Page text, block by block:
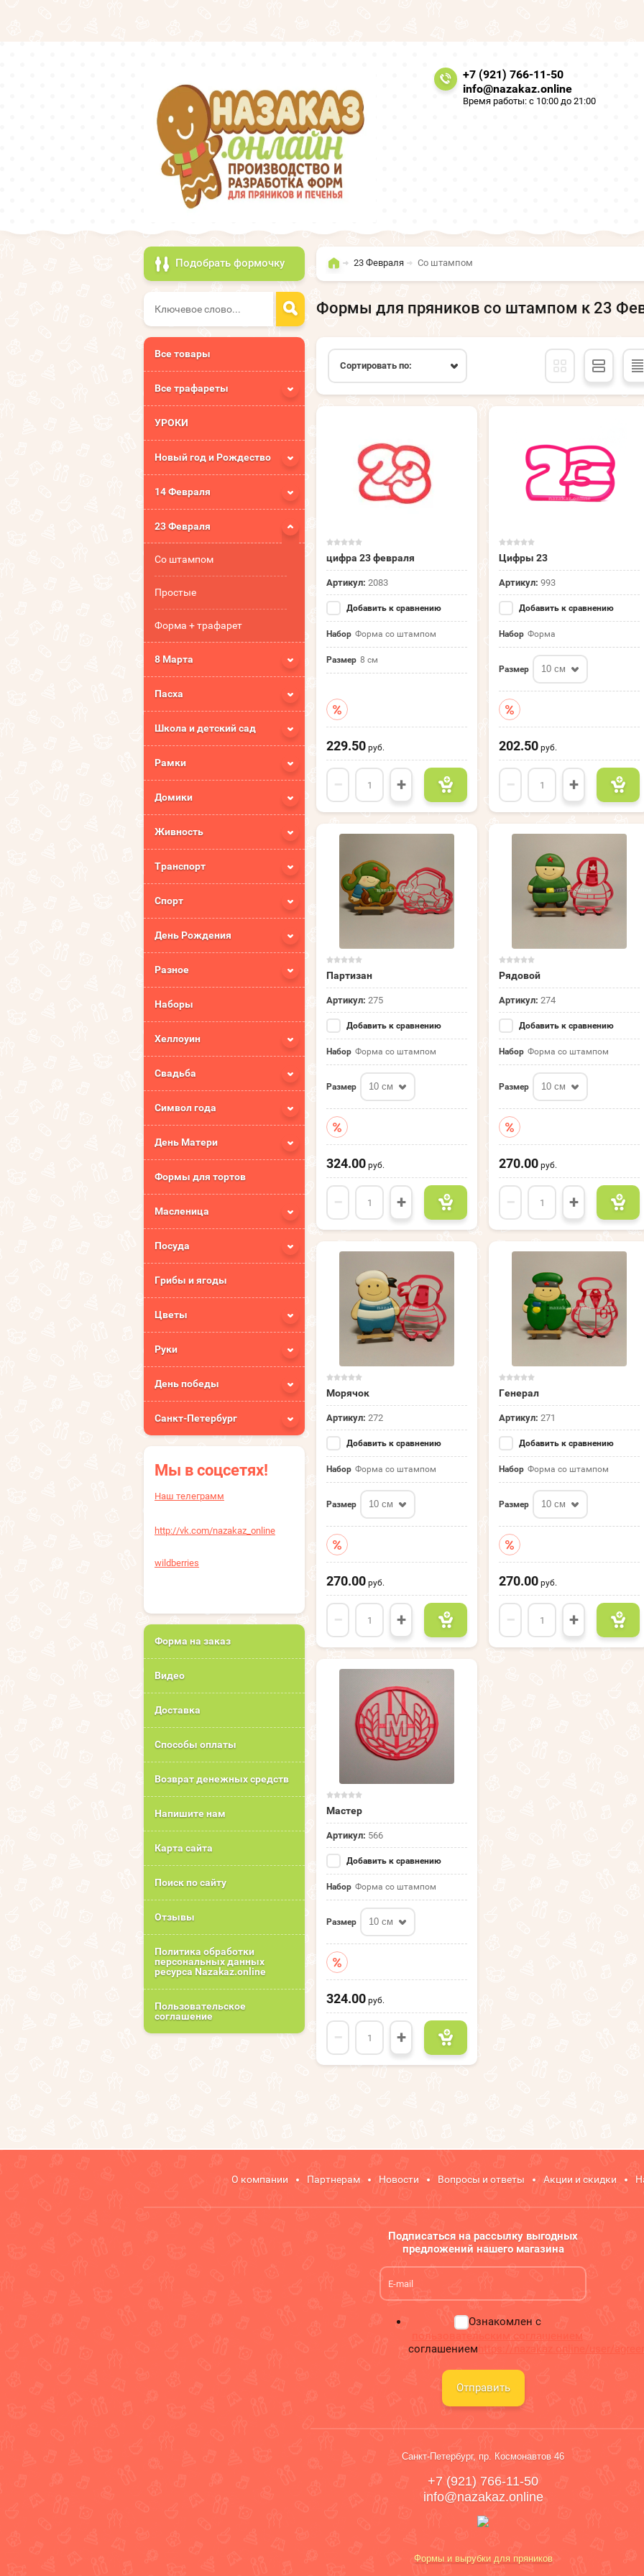
+7 (921) 766-11-50
info@nazakaz.online
Время работы: с 10:00 до 21:00
Подобрать формочку
Все товары
Все трафареты
УРОКИ
Новый год и Рождество
14 Февраля
23 Февраля
Со штампом
Простые
Форма + трафарет
8 Марта
Пасха
Школа и детский сад
Рамки
Домики
Живность
Транспорт
Спорт
День Рождения
Разное
Наборы
Хеллоуин
Свадьба
Символ года
День Матери
Формы для тортов
Масленица
Посуда
Грибы и ягоды
Цветы
Руки
День победы
Санкт-Петербург
Мы в соцсетях!
Наш телеграмм
http://vk.com/nazakaz_online
wildberries
Форма на заказ
Видео
Доставка
Способы оплаты
Возврат денежных средств
Напишите нам
Карта сайта
Поиск по сайту
Отзывы
Политика обработки
персональных данных
ресурса Nazakaz.online
Пользовательское
соглашение
23 Февраля Со штампом
Формы для пряников со штампом к 23
Сортировать по:
цифра 23 февраля
Артикул: 2083
Добавить к сравнению
Набор Форма со штампом
Размер 8 см
229.50 руб.
− +
Цифры 23
Артикул: 993
Добавить к сравнению
Набор Форма
Размер 10 см
202.50 руб.
− +
Партизан
Артикул: 275
Добавить к сравнению
Набор Форма со штампом
Размер 10 см
324.00 руб.
− +
Рядовой
Артикул: 274
Добавить к сравнению
Набор Форма со штампом
Размер 10 см
270.00 руб.
− +
Морячок
Артикул: 272
Добавить к сравнению
Набор Форма со штампом
Размер 10 см
270.00 руб.
− +
Генерал
Артикул: 271
Добавить к сравнению
Набор Форма со штампом
Размер 10 см
270.00 руб.
− +
Мастер
Артикул: 566
Добавить к сравнению
Набор Форма со штампом
Размер 10 см
324.00 руб.
− +
О компании Партнерам Новости Вопросы и ответы Акции и скидки
Подписаться на рассылку выгодных
предложений нашего магазина
Ознакомлен с
пользовательским соглашением
соглашением https://nazakaz.online/user/
Отправить
Санкт-Петербург, пр. Космонавтов 46
+7 (921) 766-11-50
info@nazakaz.online
Формы и вырубки для пряников